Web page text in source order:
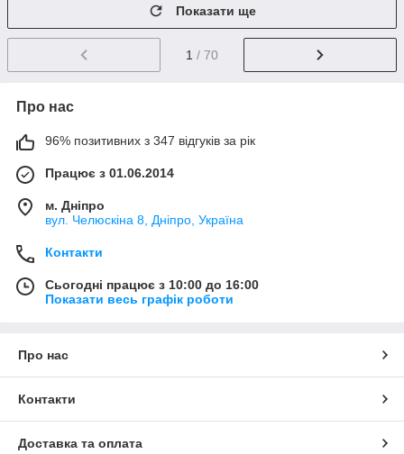
Показати ще
1 / 70
Про нас
96% позитивних з 347 відгуків за рік
Працює з 01.06.2014
м. Дніпро
вул. Челюскіна 8, Дніпро, Україна
Контакти
Сьогодні працює з 10:00 до 16:00
Показати весь графік роботи
Про нас
Контакти
Доставка та оплата